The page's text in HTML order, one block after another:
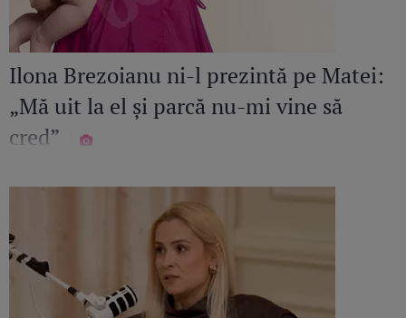
Ilona Brezoianu ni-l prezintă pe Matei:
„Mă uit la el și parcă nu-mi vine să
cred”